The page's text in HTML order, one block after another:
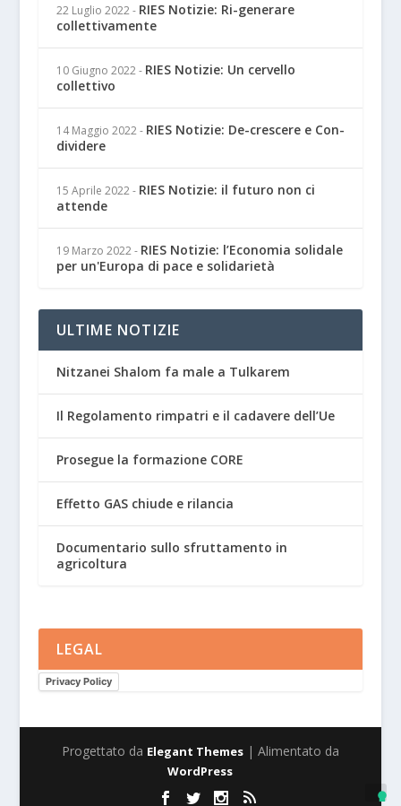
22 Luglio 2022 - RIES Notizie: Ri-generare
collettivamente
10 Giugno 2022 - RIES Notizie: Un cervello
collettivo
14 Maggio 2022 - RIES Notizie: De-crescere e Con-
dividere
15 Aprile 2022 - RIES Notizie: il futuro non ci
attende
19 Marzo 2022 - RIES Notizie: l’Economia solidale
per un'Europa di pace e solidarietà
ULTIME NOTIZIE
Nitzanei Shalom fa male a Tulkarem
Il Regolamento rimpatri e il cadavere dell’Ue
Prosegue la formazione CORE
Effetto GAS chiude e rilancia
Documentario sullo sfruttamento in
agricoltura
LEGAL
Privacy Policy
Progettato da Elegant Themes| Alimentato da
WordPress